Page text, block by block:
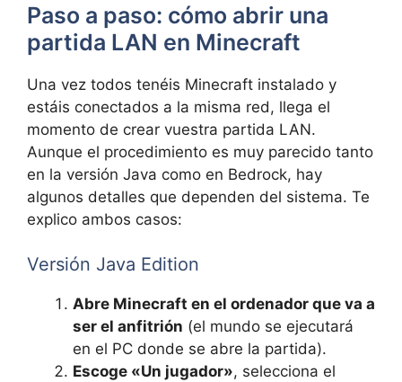
Paso a paso: cómo abrir una
partida LAN en Minecraft
Una vez todos tenéis Minecraft instalado y
estáis conectados a la misma red, llega el
momento de crear vuestra partida LAN.
Aunque el procedimiento es muy parecido tanto
en la versión Java como en Bedrock, hay
algunos detalles que dependen del sistema. Te
explico ambos casos:
Versión Java Edition
Abre Minecraft en el ordenador que va a
ser el anfitrión (el mundo se ejecutará
en el PC donde se abre la partida).
Escoge «Un jugador», selecciona el